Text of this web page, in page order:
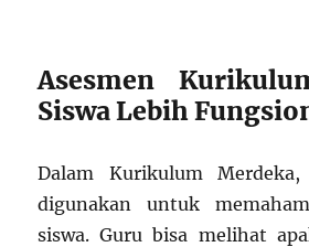
Asesmen
Siswa Lebih
Dalam Kurikulum Merdeka,
digunakan untuk
siswa. Guru bisa melihat